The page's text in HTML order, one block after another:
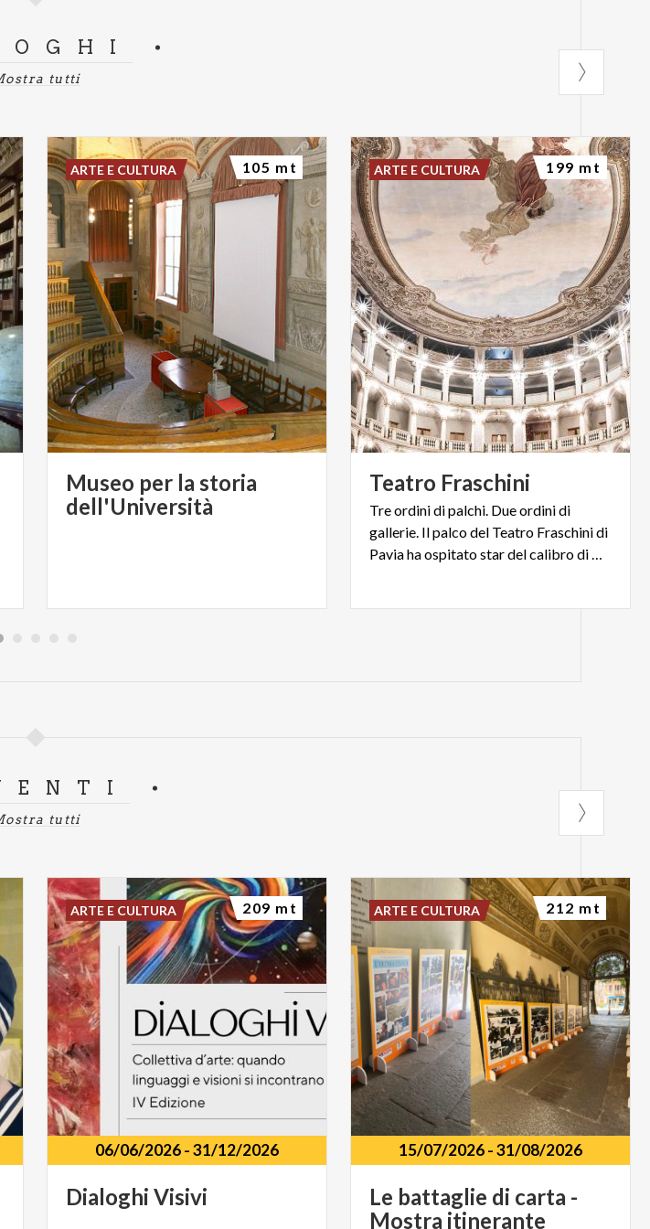
tutti
Museo per la storia
dell'Università
ARTE E CULTURA 105 mt
Teatro Fraschini
Tre ordini di palchi. Due ordini di
gallerie. Il palco del Teatro Fraschini di
Pavia ha ospitato star del calibro di Vittorio Gassman
ARTE E CULTURA 199 mt
tutti
06/06/2026-31/12/2026
Dialoghi Visivi
ARTE E CULTURA 209 mt
15/07/2026-31/08/2026
Le battaglie di carta -
Mostra itinerante
ARTE E CULTURA 212 mt